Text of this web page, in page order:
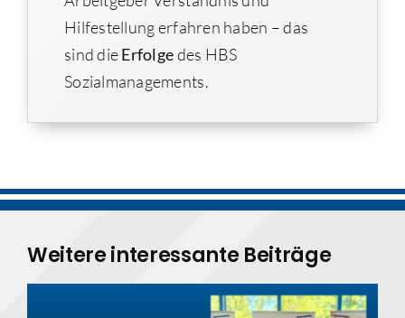
Hilfestellung erfahren haben – das
sind dieErfolgedes HBS
Sozialmanagements.
Weitere interessante Beiträge